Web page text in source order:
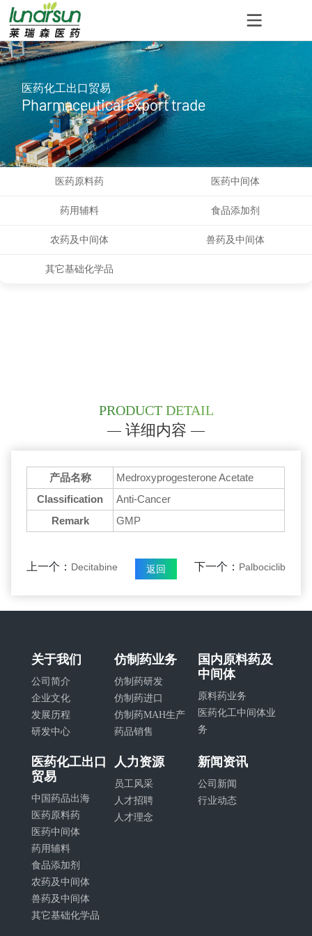
医药化工出口贸易
Pharmaceutical export trade
医药原料药 医药中间体
药用辅料 食品添加剂
农药及中间体 兽药及中间体
其它基础化学品
PRODUCT DETAIL
详细内容
产品名称
Medroxyprogesterone Acetate
Classification
Anti-Cancer
Remark
GMP
上一个： Decitabine 返回 下一个： Palbociclib
关于我们
公司简介
企业文化
发展历程
研发中心
仿制药业务
仿制药研发
仿制药进口
仿制药MAH生产
药品销售
国内原料药及
中间体
原料药业务
医药化工中间体业
务
医药化工出口
贸易
中国药品出海
医药原料药
医药中间体
药用辅料
食品添加剂
农药及中间体
兽药及中间体
其它基础化学品
人力资源
员工风采
人才招聘
人才理念
新闻资讯
公司新闻
行业动态